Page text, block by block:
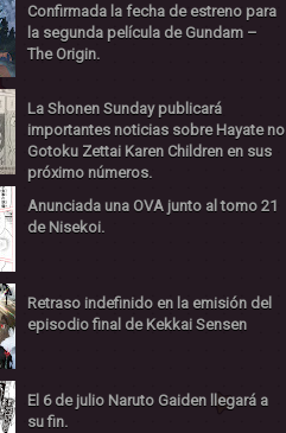
Confirmada la fecha de estreno para
la segunda película de Gundam –
The Origin.
La Shonen Sunday publicará
importantes noticias sobre Hayate no
Gotoku Zettai Karen Children en sus
próximo números.
Anunciada una OVA junto al tomo 21
de Nisekoi.
Retraso indefinido en la emisión del
episodio final de Kekkai Sensen
El 6 de julio Naruto Gaiden llegará a
su fin.